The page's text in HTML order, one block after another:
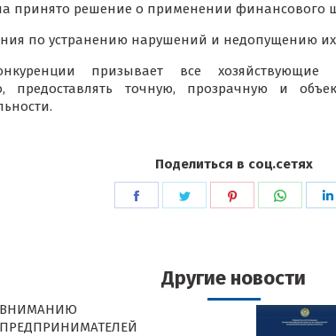
принято решение о применении финансового
по устранению нарушений и недопущению
призывает все хозяйствующие
предоставлять точную, прозрачную и
Поделиться в соц.сетях
ПоделитьсяПоделитьсяПоделиться
Другие новости
ВНИМАНИЮ
ПРЕДПРИНИМАТЕЛЕЙ